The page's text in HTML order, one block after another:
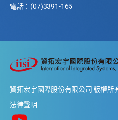
電話：(07)3391-165
資拓宏宇國際股份有限公司 版權所
法律聲明